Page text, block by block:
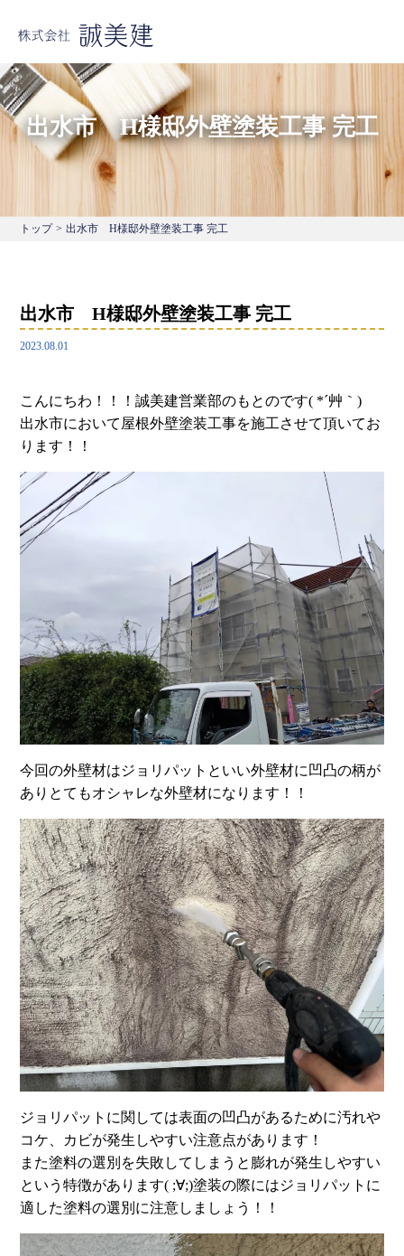
出水市 H様邸外壁塗装工事 完工
トップ > 出水市 H様邸外壁塗装工事 完工
出水市 H様邸外壁塗装工事 完工
2023.08.01
こんにちわ！！！誠美建営業部のもとのです( *´艸｀)
出水市において屋根外壁塗装工事を施工させて頂いてお
ります！！
今回の外壁材はジョリパットといい外壁材に凹凸の柄が
ありとてもオシャレな外壁材になります！！
ジョリパットに関しては表面の凹凸があるために汚れや
コケ、カビが発生しやすい注意点があります！
また塗料の選別を失敗してしまうと膨れが発生しやすい
という特徴があります( ;∀;)塗装の際にはジョリパットに
適した塗料の選別に注意しましょう！！